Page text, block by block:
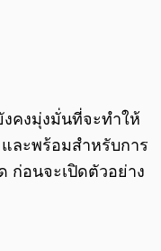
คงมุ่งมั่นที่จะทำให้
ละพร้อมสำหรับการ
ก่อนจะเปิดตัวอย่าง